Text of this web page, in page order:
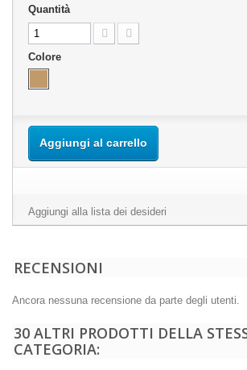
Quantità
Colore
Aggiungi al carrello
Aggiungi alla lista dei desideri
RECENSIONI
Ancora nessuna recensione da parte degli utenti.
30 ALTRI PRODOTTI DELLA
CATEGORIA: